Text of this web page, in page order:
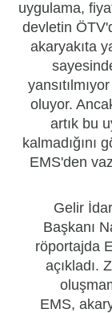
uygulama,
devletin
akaryakıta
yansıtılmıyor
oluyor.
artık bu
kalmadığını
EMS'den
Gelir
Başkanı
röportajda
açıkladı.
EMS,